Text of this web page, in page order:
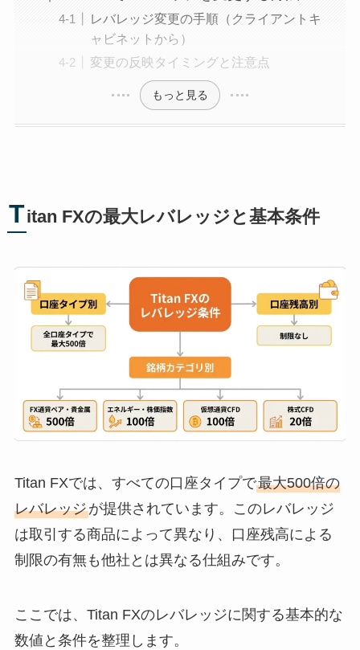
レバレッジ変更の手順（クライアントキ
ャビネットから）
変更の反映タイミングと注意点
もっと見る
Titan FXの最大レバレッジと基本条件
Titan FXでは、すべての口座タイプで最大500倍の
レバレッジが提供されています。このレバレッジ
は取引する商品によって異なり、口座残高による
制限の有無も他社とは異なる仕組みです。
ここでは、Titan FXのレバレッジに関する基本的な
数値と条件を整理します。